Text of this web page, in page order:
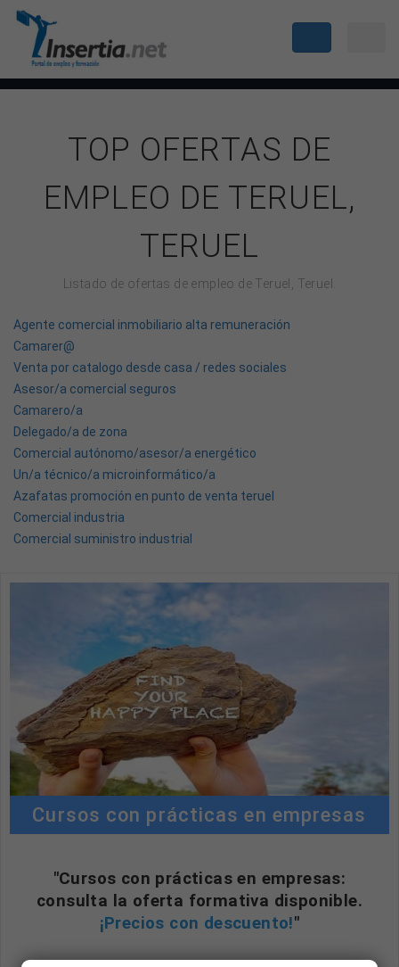
TOP OFERTAS DE
EMPLEO DE TERUEL,
TERUEL
Listado de ofertas de empleo de Teruel, Teruel.
Agente comercial inmobiliario alta remuneración
Camarer@
Venta por catalogo desde casa / redes sociales
Asesor/a comercial seguros
Camarero/a
Delegado/a de zona
Comercial autónomo/asesor/a energético
Un/a técnico/a microinformático/a
Azafatas promoción en punto de venta teruel
Comercial industria
Comercial suministro industrial
Cursos con prácticas en empresas
"Cursos con prácticas en empresas:
consulta la oferta formativa disponible.
¡Precios con descuento!"